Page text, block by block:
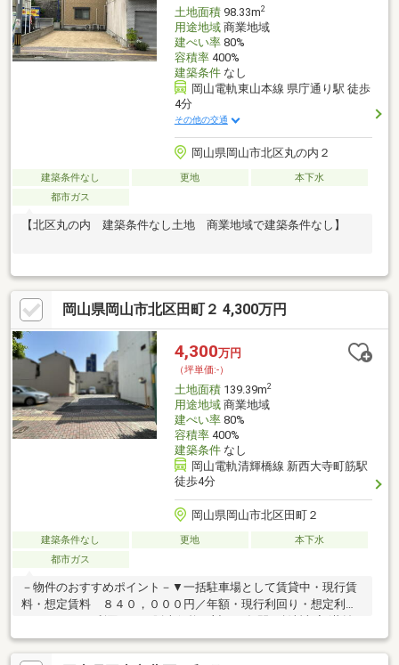
土地面積98.33m2
用途地域商業地域
建ぺい率80%
容積率400%
建築条件なし
岡山電軌東山本線 県庁通り駅 徒歩
4分
その他の交通
岡山県岡山市北区丸の内２
建築条件なし 更地
本下水
都市ガス
【北区丸の内 建築条件なし土地 商業地域で建築条件なし】
岡山県岡山市北区田町２ 4,300万円
4,300万円
（坪単価:-）
土地面積139.39m2
用途地域商業地域
建ぺい率80%
容積率400%
建築条件なし
岡山電軌清輝橋線 新西大寺町筋駅
徒歩4分
岡山県岡山市北区田町２
建築条件なし 更地
本下水
都市ガス
－物件のおすすめポイント－▼一括駐車場として賃貸中・現行賃
料・想定賃料 ８４０，０００円／年額・現行利回り・想定利回
費等を含む)の割合で、公租公課その他当該物件を維持するために
必要な費用の控除前。なお、想定賃料・想定利回りは、賃料相場